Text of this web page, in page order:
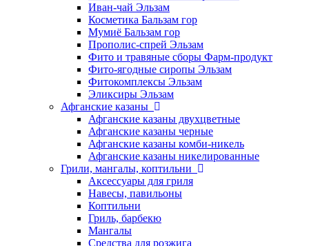
Иван-чай Эльзам
Косметика Бальзам гор
Мумиё Бальзам гор
Прополис-спрей Эльзам
Фито и травяные сборы Фарм-продукт
Фито-ягодные сиропы Эльзам
Фитокомплексы Эльзам
Эликсиры Эльзам
Афганские казаны
Афганские казаны двухцветные
Афганские казаны черные
Афганские казаны комби-никель
Афганские казаны никелированные
Грили, мангалы, коптильни
Аксессуары для гриля
Навесы, павильоны
Коптильни
Гриль, барбекю
Мангалы
Средства для розжига